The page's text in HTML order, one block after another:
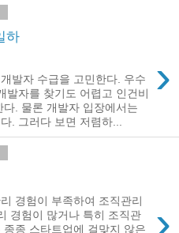
하
›
발자 수급을 고민한다. 우수
발자를 찾기도 어렵고 인건비
. 물론 개발자 입장에서는
. 그러다 보면 저렴하...
경험이 부족하여 조직관리
경험이 많거나 특히 조직관
종 스타트업에 걸맞지 않은